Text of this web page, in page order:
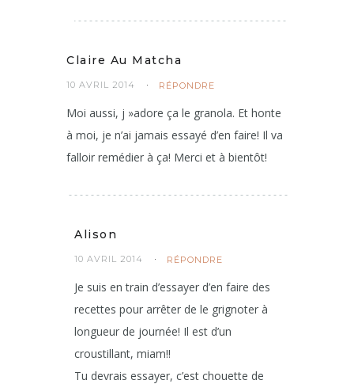
Claire Au Matcha
10 AVRIL 2014 RÉPONDRE
Moi aussi, j »adore ça le granola. Et honte
à moi, je n’ai jamais essayé d’en faire! Il va
falloir remédier à ça! Merci et à bientôt!
Alison
10 AVRIL 2014 RÉPONDRE
Je suis en train d’essayer d’en faire des
recettes pour arrêter de le grignoter à
longueur de journée! Il est d’un
croustillant, miam!!
Tu devrais essayer, c’est chouette de